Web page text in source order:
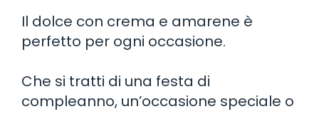
Il dolce con crema e amarene è
perfetto per ogni occasione.
Che si tratti di una festa di
compleanno, un’occasione speciale o